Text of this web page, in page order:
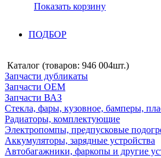
Показать корзину
ПОДБОР
Каталог (товаров: 946 004шт.)
Запчасти дубликаты
Запчасти ОЕМ
Запчасти ВАЗ
Стекла, фары, кузовное, бамперы,
Радиаторы, комплектующие
Электропомпы, предпусковые
Аккумуляторы, зарядные устройства
Автобагажники, фаркопы и другие